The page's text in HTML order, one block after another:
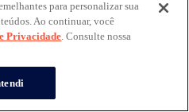
para personalizar sua
Ao continuar, você
Privacidade. Consulte nossa